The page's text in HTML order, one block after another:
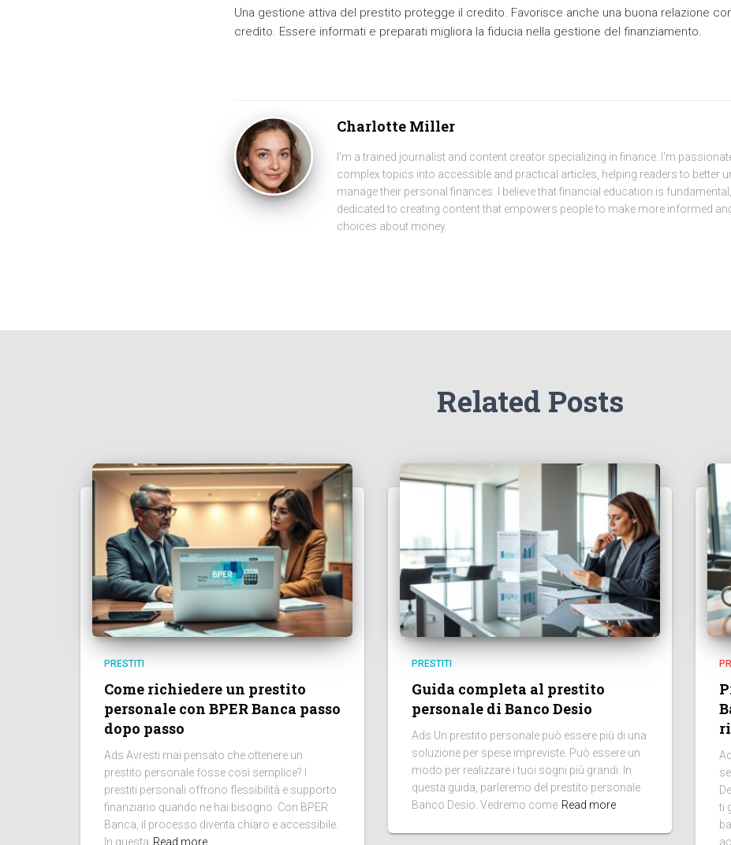
Una gestione attiva del prestito protegge il credito. Favorisce anche una buona relazione
credito. Essere informati e preparati migliora la fiducia nella gestione del finanziamento.
Charlotte Miller
I'm a trained journalist and content creator specializing in finance. I'm
complex topics into accessible and practical articles, helping readers to better
manage their personal finances. I believe that financial education is
dedicated to creating content that empowers people to make more informed
choices about money.
Related Posts
PRESTITI
Come richiedere un prestito
personale con BPER Banca passo
dopo passo
Ads Avresti mai pensato che ottenere un
prestito personale fosse così semplice? I
prestiti personali offrono flessibilità e supporto
finanziario quando ne hai bisogno. Con BPER
Banca, il processo diventa chiaro e accessibile.
In questa Read more
PRESTITI
Guida completa al prestito
personale di Banco Desio
Ads Un prestito personale può essere più di una
soluzione per spese impreviste. Può essere un
modo per realizzare i tuoi sogni più grandi. In
questa guida, parleremo del prestito personale
Banco Desio. Vedremo come Read more
ti